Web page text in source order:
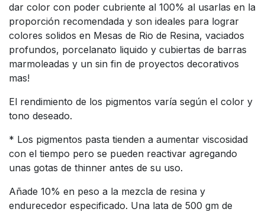
dar color con poder cubriente al 100% al usarlas en la
proporción recomendada y son ideales para lograr
colores solidos en Mesas de Rio de Resina, vaciados
profundos, porcelanato liquido y cubiertas de barras
marmoleadas y un sin fin de proyectos decorativos
mas!
El rendimiento de los pigmentos varía según el color y
tono deseado.
* Los pigmentos pasta tienden a aumentar viscosidad
con el tiempo pero se pueden reactivar agregando
unas gotas de thinner antes de su uso.
Añade 10% en peso a la mezcla de resina y
endurecedor especificado. Una lata de 500 gm de